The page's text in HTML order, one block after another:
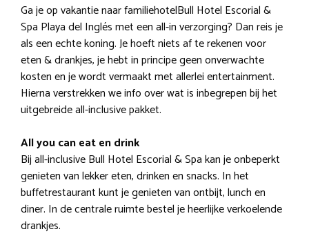
Ga je op vakantie naar familiehotelBull Hotel Escorial &
Spa Playa del Inglés met een all-in verzorging? Dan reis je
als een echte koning. Je hoeft niets af te rekenen voor
eten & drankjes, je hebt in principe geen onverwachte
kosten en je wordt vermaakt met allerlei entertainment.
Hierna verstrekken we info over wat is inbegrepen bij het
uitgebreide all-inclusive pakket.
All you can eat en drink
Bij all-inclusive Bull Hotel Escorial & Spa kan je onbeperkt
genieten van lekker eten, drinken en snacks. In het
buffetrestaurant kunt je genieten van ontbijt, lunch en
diner. In de centrale ruimte bestel je heerlijke verkoelende
drankjes.